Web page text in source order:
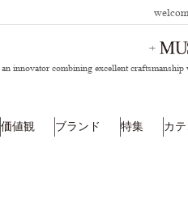
an innovator combining excellent
価値観 ブランド 特集 カ